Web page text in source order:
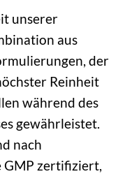
unserer
aus
der
Reinheit
während des
gewährleistet.
nach
GMP zertifiziert,